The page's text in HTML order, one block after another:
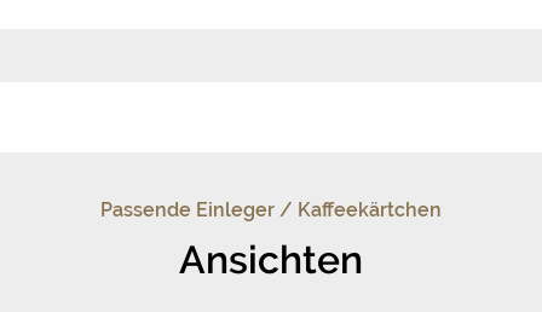
Passende Einleger / Kaffeekärtchen
Ansichten